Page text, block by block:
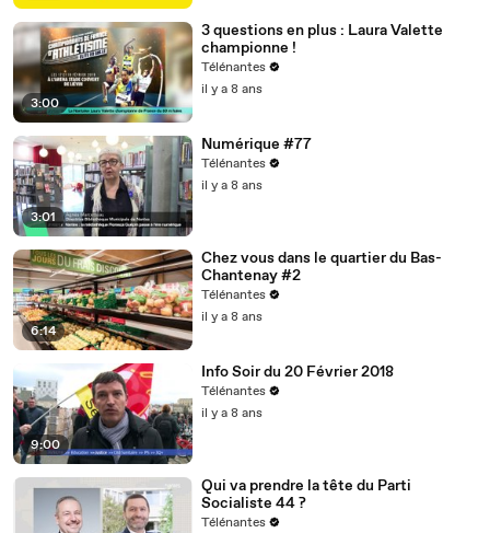
3:00
3 questions en plus : Laura Valette
championne !
Télénantes
il y a 8 ans
3:01
Numérique #77
Télénantes
il y a 8 ans
6:14
Chez vous dans le quartier du Bas-
Chantenay #2
Télénantes
il y a 8 ans
9:00
Info Soir du 20 Février 2018
Télénantes
il y a 8 ans
Qui va prendre la tête du Parti
Socialiste 44 ?
Télénantes